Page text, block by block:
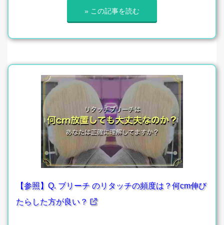
» この記事を読む
【参照】Q. ブリーチ のリタッチの頻度は？何cm伸び
たらした方が良い？